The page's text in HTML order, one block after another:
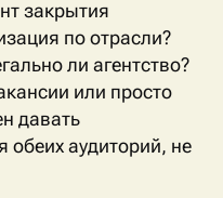
закрытия
по отрасли?
ли агентство?
или просто
давать
аудиторий, не